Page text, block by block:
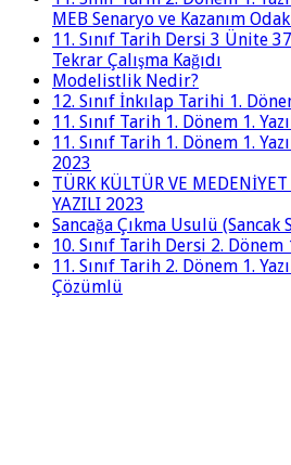
MEB Senaryo ve Kazanım
11. Sınıf Tarih Dersi 3 Ünite
Tekrar Çalışma Kağıdı
Modelistlik Nedir?
12. Sınıf İnkılap Tarihi 1.
11. Sınıf Tarih 1. Dönem 1.
11. Sınıf Tarih 1. Dönem 1.
2023
TÜRK KÜLTÜR VE
YAZILI 2023
Sancağa Çıkma Usulü
10. Sınıf Tarih Dersi 2. Dönem
11. Sınıf Tarih 2. Dönem 1.
Çözümlü